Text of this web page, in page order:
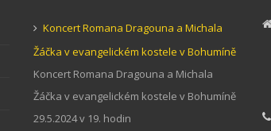
Koncert Romana Dragouna a Michala
Žáčka v evangelickém kostele v Bohumíně
Koncert Romana Dragouna a Michala
Žáčka v evangelickém kostele v Bohumíně
29.5.2024 v 19. hodin